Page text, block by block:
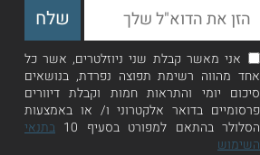
אני מאשר קבלת שני ניוזלטרים, אשר כל
אחד מהווה רשימת תפוצה נפרדת, בנושאים
סיכום יומי והתראות חמות וקבלת דיוורים
פרסומיים בדואר אלקטרוני ו/ או באמצעות
הסלולר בהתאם למפורט בסעיף 10
בתנאי
השימוש